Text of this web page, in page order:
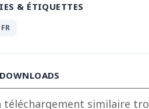
& ÉTIQUETTES
téléchargement similaire